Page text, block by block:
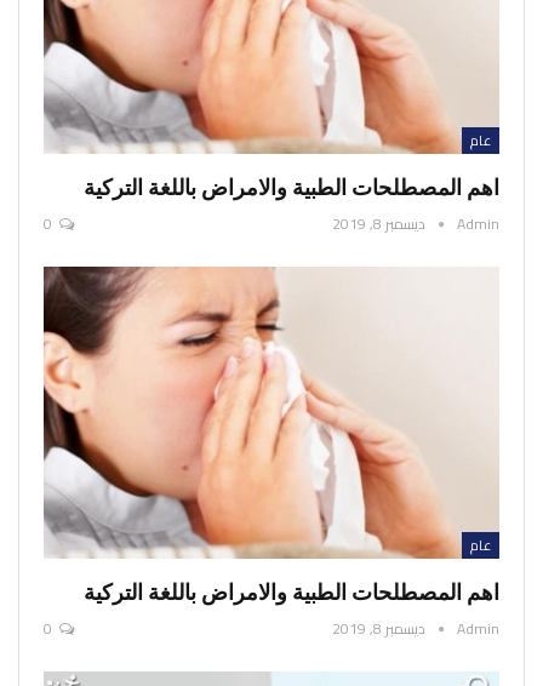
عام
اهم المصطلحات الطبية والامراض باللغة التركية
Admin ديسمبر 8, 2019
عام
اهم المصطلحات الطبية والامراض باللغة التركية
Admin ديسمبر 8, 2019